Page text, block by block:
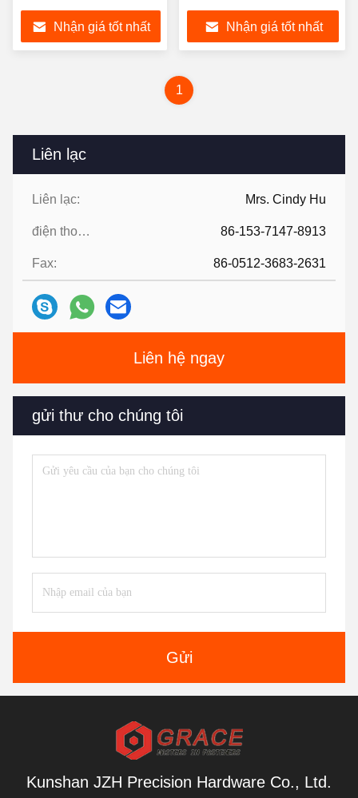
Liên lạc
Liên lạc: Mrs. Cindy Hu
điện thoại: 86-153-7147-8913
Fax: 86-0512-3683-2631
Liên hệ ngay
gửi thư cho chúng tôi
Gửi
Round Column Cheese
Head Bolt Vít
Nhận giá tốt nhất
phẳng Vít máy Phillips
chéo
Nhận giá tốt nhất
1
Kunshan JZH Precision Hardware Co., Ltd.